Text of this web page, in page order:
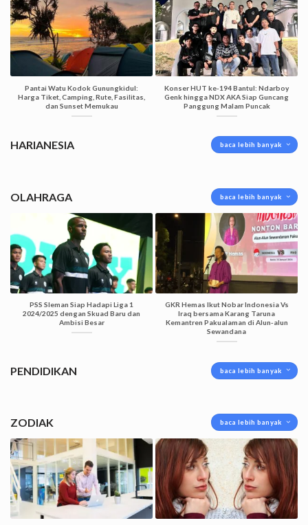
Pantai Watu Kodok Gunungkidul:
Harga Tiket, Camping, Rute, Fasilitas,
dan Sunset Memukau
Konser HUT ke-194 Bantul: Ndarboy
Genk hingga NDX AKA Siap Guncang
Panggung Malam Puncak
HARIANESIA baca lebih banyak
OLAHRAGA baca lebih banyak
PSS Sleman Siap Hadapi Liga 1
2024/2025 dengan Skuad Baru dan
Ambisi Besar
GKR Hemas Ikut Nobar Indonesia Vs
Iraq bersama Karang Taruna
Kemantren Pakualaman di Alun-alun
Sewandana
PENDIDIKAN baca lebih banyak
ZODIAK baca lebih banyak